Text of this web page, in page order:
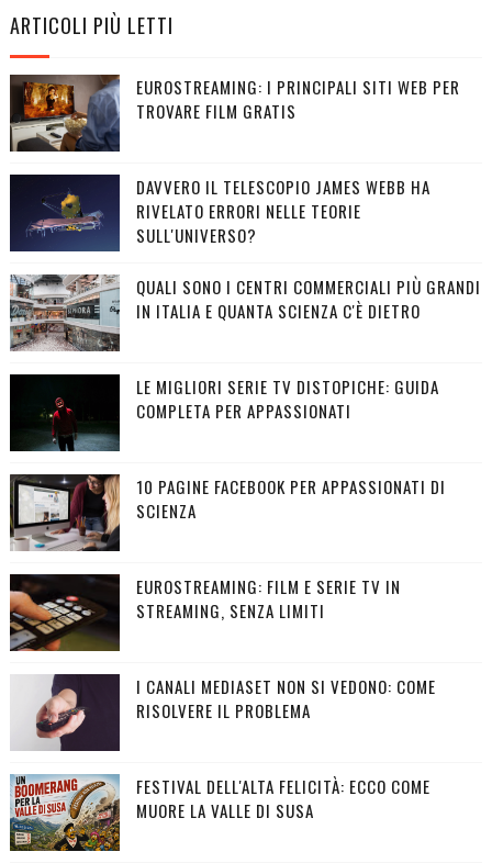
ARTICOLI PIÙ LETTI
EUROSTREAMING: I PRINCIPALI SITI WEB PER
TROVARE FILM GRATIS
DAVVERO IL TELESCOPIO JAMES WEBB HA
RIVELATO ERRORI NELLE TEORIE
SULL'UNIVERSO?
QUALI SONO I CENTRI COMMERCIALI PIÙ GRANDI
IN ITALIA E QUANTA SCIENZA C'È DIETRO
LE MIGLIORI SERIE TV DISTOPICHE: GUIDA
COMPLETA PER APPASSIONATI
10 PAGINE FACEBOOK PER APPASSIONATI DI
SCIENZA
EUROSTREAMING: FILM E SERIE TV IN
STREAMING, SENZA LIMITI
I CANALI MEDIASET NON SI VEDONO: COME
RISOLVERE IL PROBLEMA
FESTIVAL DELL'ALTA FELICITÀ: ECCO COME
MUORE LA VALLE DI SUSA